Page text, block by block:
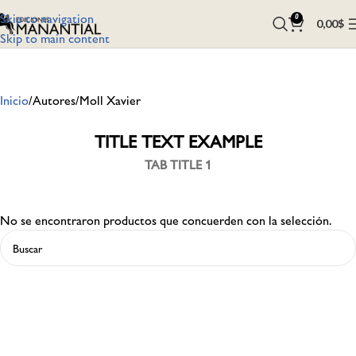
Skip to navigation
Skip to main content
0 0,00$
Inicio Autores Moll Xavier
TITLE TEXT EXAMPLE
TAB TITLE 1
No se encontraron productos que concuerden con la selección.